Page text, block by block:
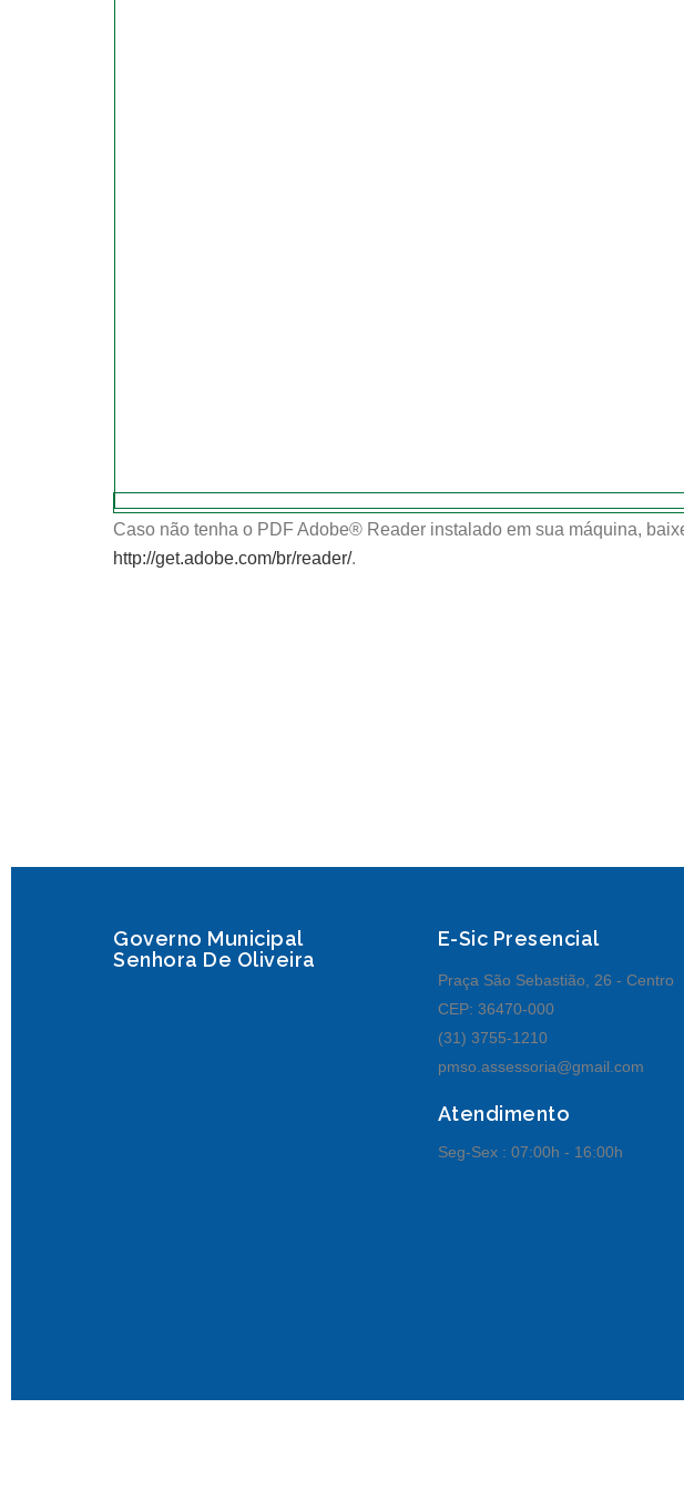
Caso não tenha o PDF Adobe® Reader instalado em sua máquina,
http://get.adobe.com/br/reader/.
Governo Municipal
Senhora De Oliveira
E-Sic Presencial
Praça São Sebastião, 26 - Centro
CEP: 36470-000
(31) 3755-1210
pmso.assessoria@gmail.com
Atendimento
Seg-Sex : 07:00h - 16:00h